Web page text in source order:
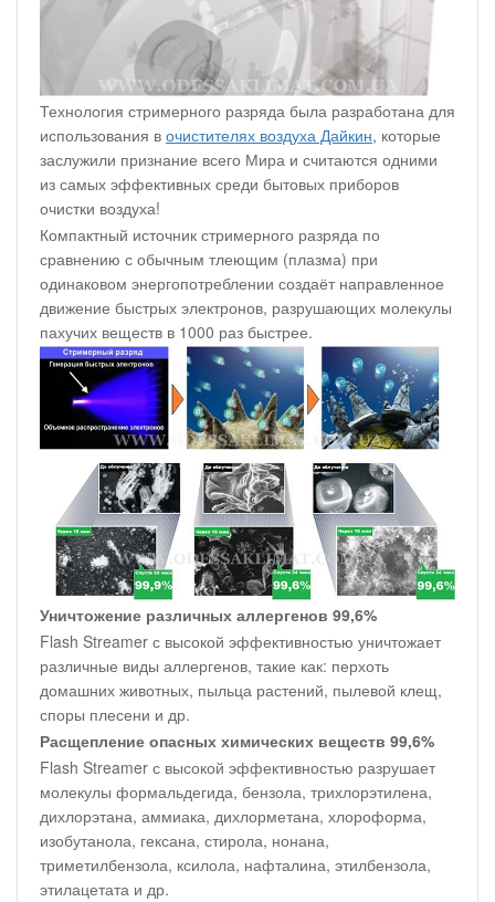
Технология стримерного разряда была разработана для
использования в очистителях воздуха Дайкин, которые
заслужили признание всего Мира и считаются одними
из самых эффективных среди бытовых приборов
очистки воздуха!
Компактный источник стримерного разряда по
сравнению с обычным тлеющим (плазма) при
одинаковом энергопотреблении создаёт направленное
движение быстрых электронов, разрушающих молекулы
пахучих веществ в 1000 раз быстрее.
Уничтожение различных аллергенов 99,6%
Flash Streamer с высокой эффективностью уничтожает
различные виды аллергенов, такие как: перхоть
домашних животных, пыльца растений, пылевой клещ,
споры плесени и др.
Расщепление опасных химических веществ 99,6%
Flash Streamer с высокой эффективностью разрушает
молекулы формальдегида, бензола, трихлорэтилена,
дихлорэтана, аммиака, дихлорметана, хлороформа,
изобутанола, гексана, стирола, нонана,
триметилбензола, ксилола, нафталина, этилбензола,
этилацетата и др.